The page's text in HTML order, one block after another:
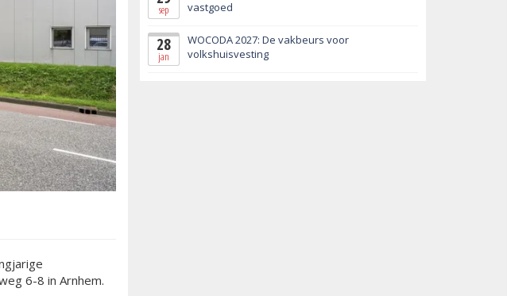
6-8 in Arnhem.
sep
vastgoed
28
jan
WOCODA 2027: De vakbeurs voor
volkshuisvesting